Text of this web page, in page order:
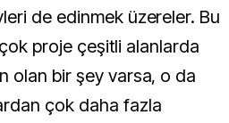
de edinmek üzereler. Bu
proje çeşitli alanlarda
olan bir şey varsa, o da
çok daha fazla